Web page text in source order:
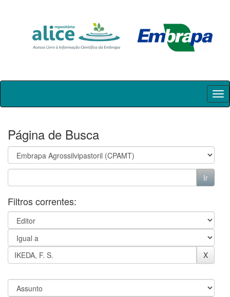
Skip
Página de Busca
Filtros correntes: